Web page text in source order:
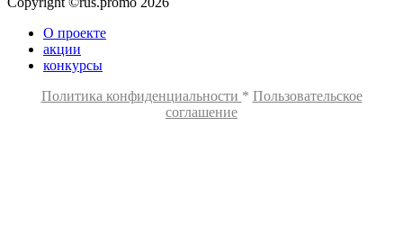
О проекте
акции
конкурсы
Политика конфиденциальности * Пользовательское
соглашение